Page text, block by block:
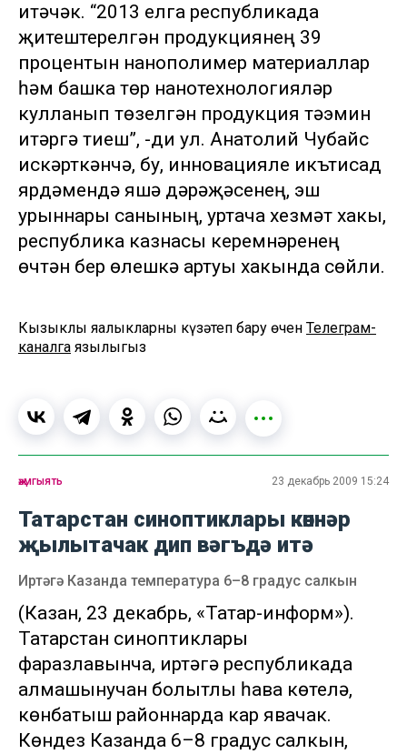
итәчәк. “2013 елга республикада
җитештерелгән продукциянең 39
процентын нанополимер материаллар
һәм башка төр нанотехнологияләр
кулланып төзелгән продукция тәэмин
итәргә тиеш”, -ди ул. Анатолий Чубайс
искәрткәнчә, бу, инновацияле икътисад
ярдәмендә яшәү дәрәҗәсенең, эш
урыннары санының, уртача хезмәт хакы,
республика казнасы керемнәренең
өчтән бер өлешкә артуы хакында сөйли.
Кызыклы яңалыкларны күзәтеп бару өчен Телеграм-
каналга язылыгыз
җәмгыять 23 декабрь 2009 15:24
Татарстан синоптиклары көннәр
җылытачак дип вәгъдә итә
Иртәгә Казанда температура 6–8 градус салкын
(Казан, 23 декабрь, «Татар-информ»).
Татарстан синоптиклары
фаразлавынча, иртәгә республикада
алмашынучан болытлы һава көтелә,
көнбатыш районнарда кар явачак.
Көндез Казанда 6–8 градус салкын,